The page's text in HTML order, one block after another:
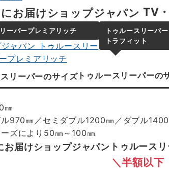
TV
ーパープレミアリッチ
トゥルースリーパ
トラフィット
トゥルースリーパーの
㎜
970㎜／セミダブル1200㎜／ダブル
ズにより50㎜～100㎜
トゥルース
＼半額以